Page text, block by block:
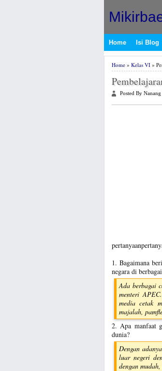
Home Isi Blog
Home» Kelas VI»
Posted By
1. Bagaimana
negara di
Ada berbagai
menteri
media cetak
majalah,
2. Apa manfaat
dunia?
Dengan
luar negeri
dengan